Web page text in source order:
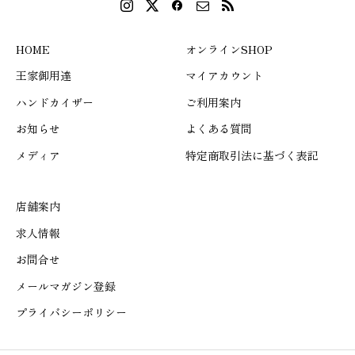
HOME
王家御用達
ハンドカイザー
お知らせ
メディア
オンラインSHOP
マイアカウント
ご利用案内
よくある質問
特定商取引法に基づく表記
店舗案内
求人情報
お問合せ
メールマガジン登録
プライバシーポリシー